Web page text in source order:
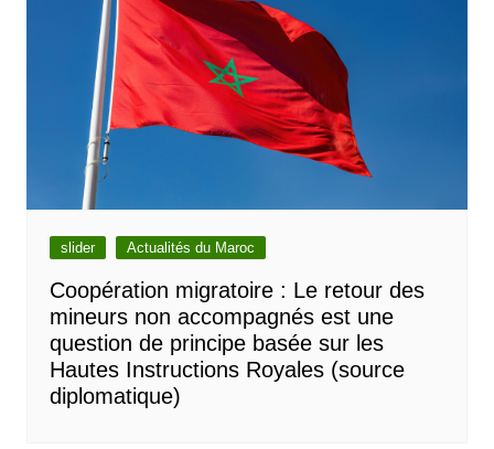
slider Actualités du Maroc
Coopération migratoire : Le retour des
mineurs non accompagnés est une
question de principe basée sur les
Hautes Instructions Royales (source
diplomatique)